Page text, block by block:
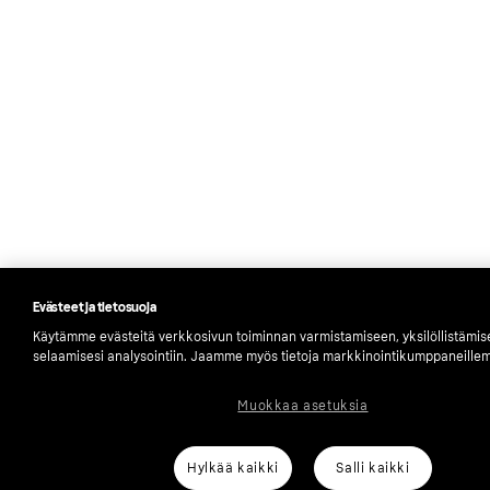
Evästeet ja tietosuoja
Käytämme evästeitä verkkosivun toiminnan varmistamiseen,
selaamisesi analysointiin. Jaamme myös tietoja
Hylkää kaikki Salli kaikki
Muokkaa asetuksia